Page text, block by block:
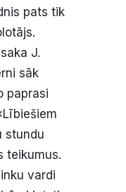
pats tik
J.
sāk
paprasi
stundu
teikumus.
vardi